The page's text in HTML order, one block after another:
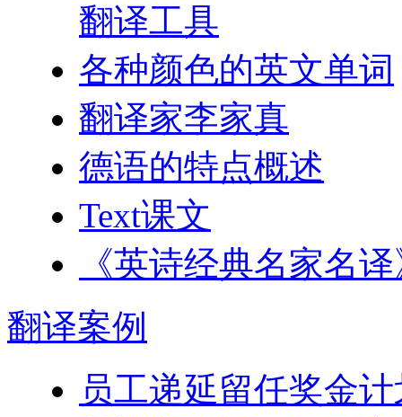
翻译工具
各种颜色的英文单词
翻译家李家真
德语的特点概述
Text课文
《英诗经典名家名
翻译案例
员工递延留任奖金计